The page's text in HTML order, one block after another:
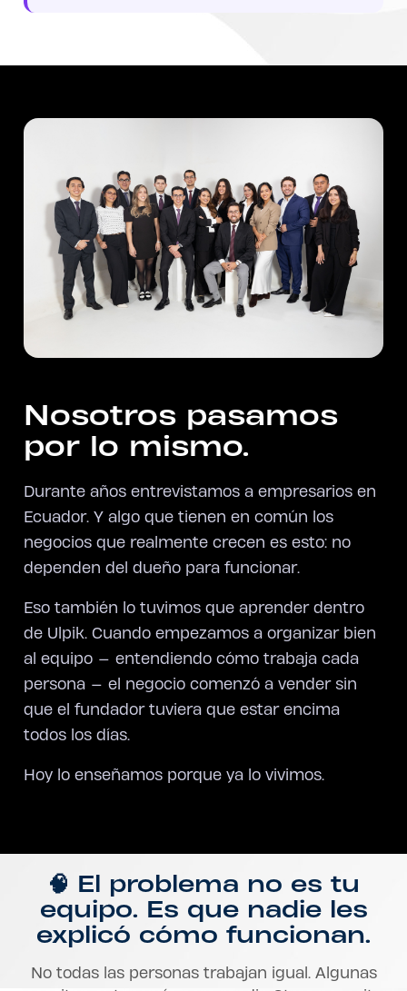
Nosotros pasamos
por lo mismo.
Durante años entrevistamos a empresarios en
Ecuador. Y algo que tienen en común los
negocios que realmente crecen es esto: no
dependen del dueño para funcionar.
Eso también lo tuvimos que aprender dentro
de Ulpik. Cuando empezamos a organizar bien
al equipo — entendiendo cómo trabaja cada
persona — el negocio comenzó a vender sin
que el fundador tuviera que estar encima
todos los días.
Hoy lo enseñamos porque ya lo vivimos.
🧠 El problema no es tu
equipo. Es que nadie les
explicó cómo funcionan.
No todas las personas trabajan igual. Algunas